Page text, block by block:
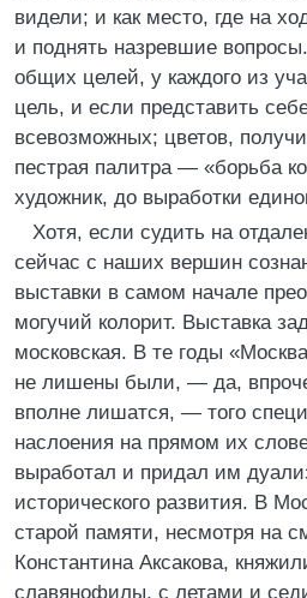
видели; и как место, где на
и поднять назревшие
общих целей, у каждого из
цель, и если представить
всевозможных; цветов,
пестрая палитра — «борьба
художник, до выработки
Хотя, если судить на
сейчас с наших вершин
выставки в самом начале
могучий колорит. Выставка
московская. В те годы
не лишены были, — да,
вполне лишатся, — того
наслоения на прямом их
выработал и придал им
исторического развития. В
старой памяти, несмотря на
Константина Аксакова,
славянофилы, с летами и